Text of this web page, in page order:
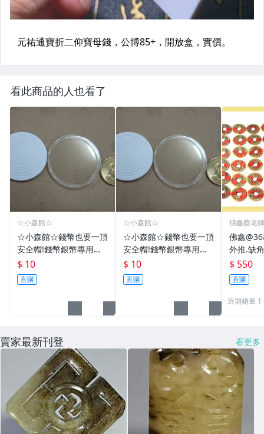
看此商品的人也看了
☆小森館☆
☆小森館☆錢幣也要一頂
安全帽!錢幣銀幣專用透
明壓克力盒收納保護盒.1
枚10元~55
$ 10
直購
☆小森館☆
☆小森館☆錢幣也要一頂
安全帽!錢幣銀幣專用透
明壓克力盒收納保護盒.1
枚10元~11
$ 10
直購
佛鑫蔡老
佛鑫
外推.缺
雙碩士
加持/附
$ 550
直購
近期銷量 1
賣家最新刊登 看更多